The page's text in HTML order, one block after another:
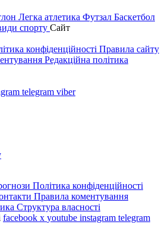
Легка атлетика Футзал Баскетбол
спорту Сайт
конфіденційності Правила сайту
Редакційна політика
telegram viber
Політика конфіденційності
Правила коментування
Структура власності
facebook x youtube instagram telegram